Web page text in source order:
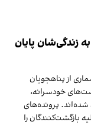
زندگی‌شان پایان
از پناهجویان
خودسرانه،
پرونده‌های
بازگشت‌کنندگان را